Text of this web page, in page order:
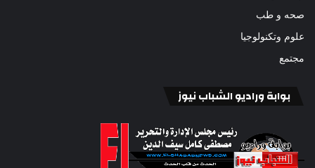
صحه و طب
علوم وتكنولوجيا
مجتمع
بوابة وراديو الشباب نيوز